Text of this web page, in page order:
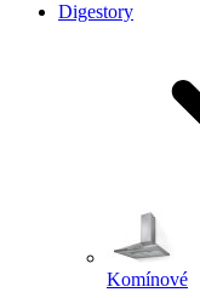
Digestory
Komínové